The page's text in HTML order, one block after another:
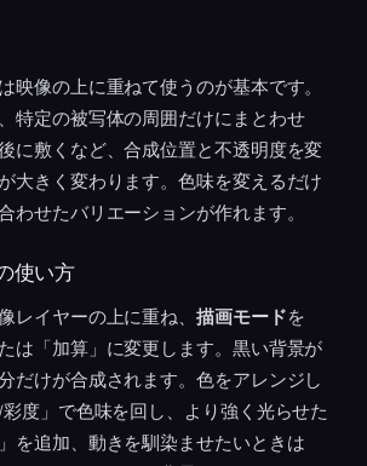
映像の上に重ねて使うのが基本です。
特定の被写体の周囲だけにまとわせ
に敷くなど、合成位置と不透明度を変
大きく変わります。色味を変えるだけ
わせたバリエーションが作れます。
使い方
レイヤーの上に重ね、描画モードを
は「加算」に変更します。黒い背景が
だけが合成されます。色をアレンジし
度」で色味を回し、より強く光らせた
を追加、動きを馴染ませたいときは